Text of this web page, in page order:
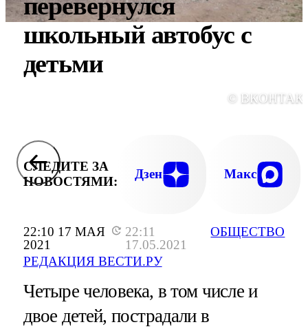
22:10 17 МАЯ
2021
22:11
17.05.2021
РЕДАКЦИЯ ВЕСТИ.РУ
ОБЩЕСТВО
школьный автобус с
детьми
©
СЛЕДИТЕ ЗА
НОВОСТЯМИ:
Дзен Макс
Четыре человека, в том числе и
двое детей, пострадали в